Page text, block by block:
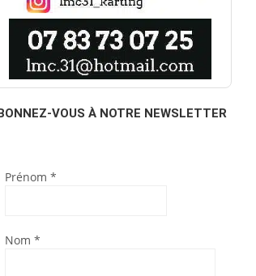
VOUS À NOTRE NEWSLETTER
Prénom *
Nom *